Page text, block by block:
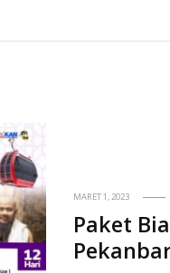
MARET 1, 2023
Paket